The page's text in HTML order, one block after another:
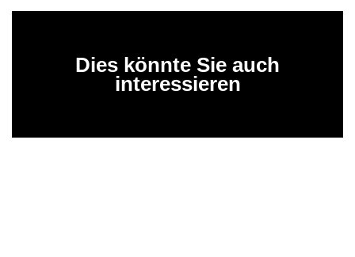
Dies könnte Sie auch
interessieren